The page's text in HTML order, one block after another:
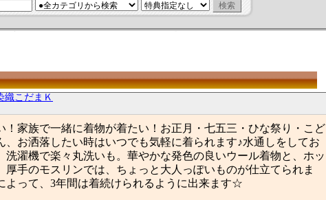
織こだまＫ
！家族で一緒に着物が着たい！お正月・七五三・ひな祭り・こど
、お洒落したい時はいつでも気軽に着られます♪水通しをしてお
洗濯機で楽々丸洗いも。華やかな発色の良いウール着物と、ホッ
厚手のモスリンでは、ちょっと大人っぽいものが仕立てられま
よって、3年間は着続けられるように出来ます☆